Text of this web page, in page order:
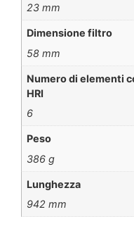
23 mm
Dimensione filtro
58 mm
Numero di elementi
HRI
6
Peso
386 g
Lunghezza
942 mm